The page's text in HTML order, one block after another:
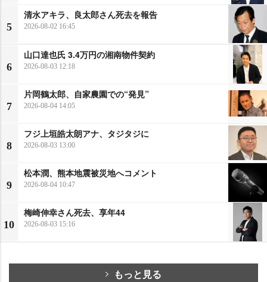
5
清水アキラ、良太郎さん死去を報告
2026-08-02 16:45
6
山口達也氏 3.4万円の湘南物件契約
2026-08-03 12:18
7
片岡鶴太郎、自家農園での“発見”
2026-08-04 14:05
8
フジ上垣皓太朗アナ、タジタジに
2026-08-03 13:00
9
松本潤、熊本地震被災地へコメント
2026-08-04 10:47
10
梅崎伸幸さん死去、享年44
2026-08-03 15:16
もっと見る